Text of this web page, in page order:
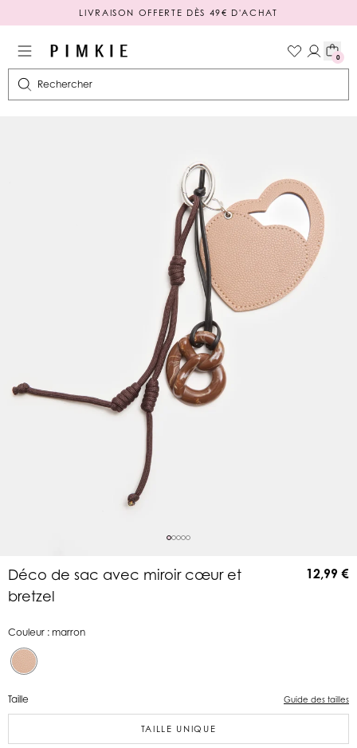
LIVRAISON OFFERTE DÈS 49€ D'ACHAT
0
Rechercher
Déco de sac avec miroir cœur et
bretzel
12,99 €
Couleur : marron
Taille Guide des tailles
TAILLE UNIQUE